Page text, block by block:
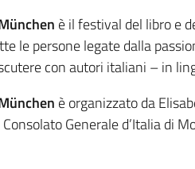
è il festival del libro e
le persone legate dalla
con autori italiani – in
è organizzato da
Generale d’Italia di